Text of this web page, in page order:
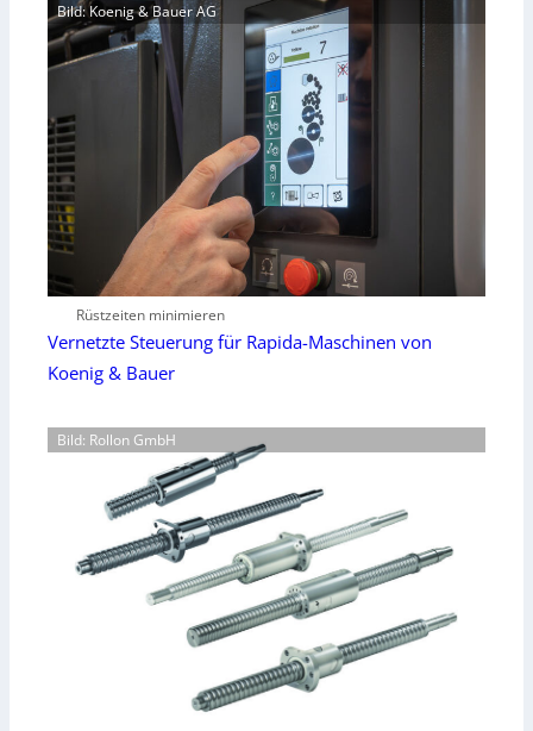
Bild: Koenig & Bauer AG
Rüstzeiten minimieren
Vernetzte Steuerung für Rapida-Maschinen von
Koenig & Bauer
Bild: Rollon GmbH